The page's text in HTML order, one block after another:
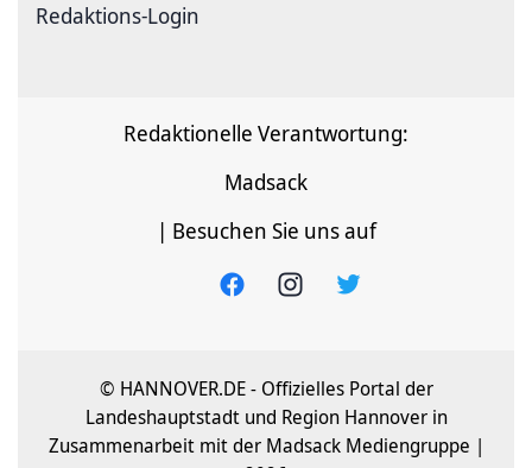
Redaktions-Login
Redaktionelle Verantwortung:
Madsack
| Besuchen Sie uns auf
© HANNOVER.DE - Offizielles Portal der
Landeshauptstadt und Region Hannover in
Zusammenarbeit mit der Madsack Mediengruppe |